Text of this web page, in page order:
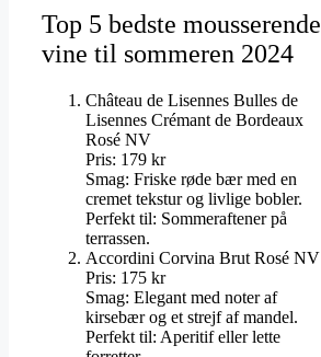
Top 5 bedste mousserende
vine til sommeren 2024
Château de Lisennes Bulles de
Lisennes Crémant de Bordeaux
Rosé NV
Pris: 179 kr
Smag: Friske røde bær med en
cremet tekstur og livlige bobler.
Perfekt til: Sommeraftener på
terrassen.
Accordini Corvina Brut Rosé NV
Pris: 175 kr
Smag: Elegant med noter af
kirsebær og et strejf af mandel.
Perfekt til: Aperitif eller lette